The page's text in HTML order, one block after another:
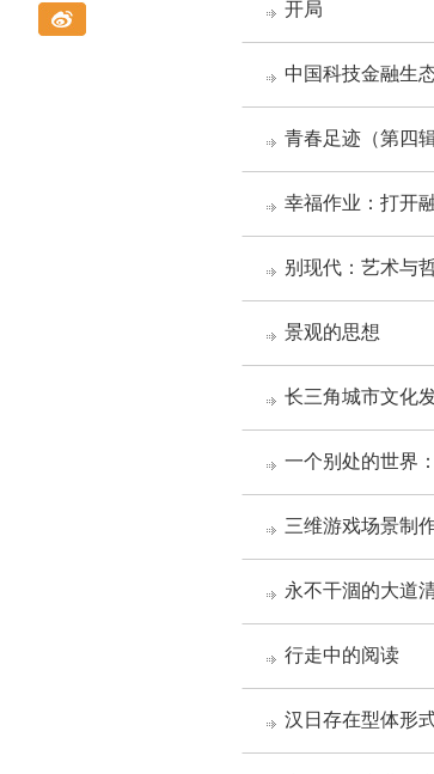
开局
中国科技金融生
青春足迹（第四辑
幸福作业：打开
别现代：艺术与
景观的思想
长三角城市文化
一个别处的世界
三维游戏场景制
永不干涸的大道
行走中的阅读
汉日存在型体形